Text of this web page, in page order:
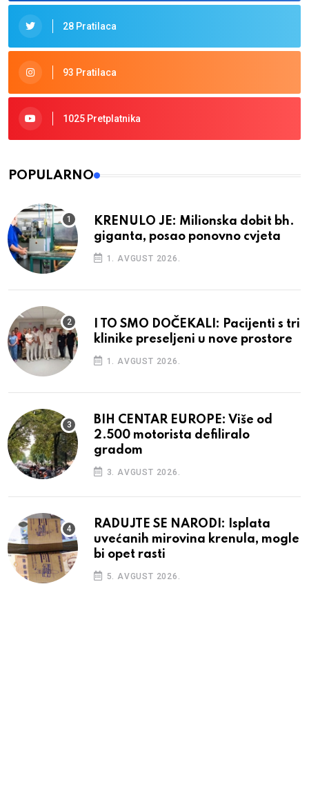
28 Pratilaca
93 Pratilaca
1025 Pretplatnika
POPULARNO
KRENULO JE: Milionska dobit bh.
giganta, posao ponovno cvjeta
1. AVGUST 2026.
I TO SMO DOČEKALI: Pacijenti s tri
klinike preseljeni u nove prostore
1. AVGUST 2026.
BIH CENTAR EUROPE: Više od
2.500 motorista defiliralo
gradom
3. AVGUST 2026.
RADUJTE SE NARODI: Isplata
uvećanih mirovina krenula, mogle
bi opet rasti
5. AVGUST 2026.